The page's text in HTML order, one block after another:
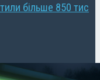
більше 850 тис